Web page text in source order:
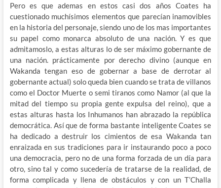
Pero es que ademas en estos casi dos años Coates ha
cuestionado muchísimos elementos que parecían inamovibles
en la historia del personaje, siendo uno de los mas importantes
su papel como monarca absoluto de una nación. Y es que
admitamoslo, a estas alturas lo de ser máximo gobernante de
una nación. prácticamente por derecho divino (aunque en
Wakanda tengan eso de gobernar a base de derrotar al
gobernante actual) solo queda bien cuando se trata de villanos
como el Doctor Muerte o semi tiranos como Namor (al que la
mitad del tiempo su propia gente expulsa del reino), que a
estas alturas hasta los Inhumanos han abrazado la república
democrática. Así que de forma bastante inteligente Coates se
ha dedicado a destruir los cimientos de esa Wakanda tan
enraizada en sus tradiciones para ir instaurando poco a poco
una democracia, pero no de una forma forzada de un día para
otro, sino tal y como sucedería de tratarse de la realidad, de
forma complicada y llena de obstáculos y con un T’Challa